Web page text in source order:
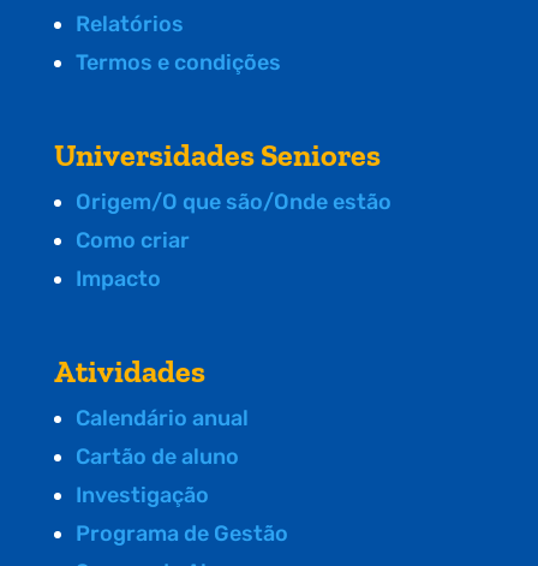
Relatórios
Termos e condições
Universidades Seniores
Origem/O que são/Onde estão
Como criar
Impacto
Atividades
Calendário anual
Cartão de aluno
Investigação
Programa de Gestão